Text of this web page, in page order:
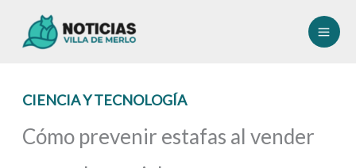
CIENCIA Y TECNOLOGÍA
Cómo prevenir estafas al vender